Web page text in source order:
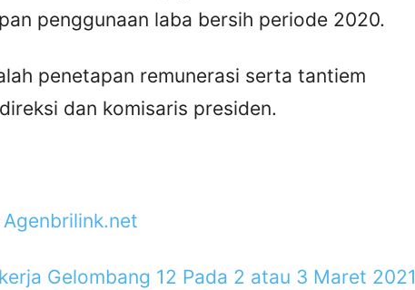
penggunaan laba bersih periode 2020.
penetapan remunerasi serta tantiem
dan komisaris presiden.
Agenbrilink.net
Gelombang 12 Pada 2 atau 3 Maret 2021